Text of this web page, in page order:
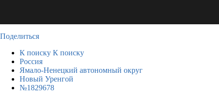
Поделиться
К поиску К поиску
Россия
Ямало-Ненецкий автономный округ
Новый Уренгой
№1829678